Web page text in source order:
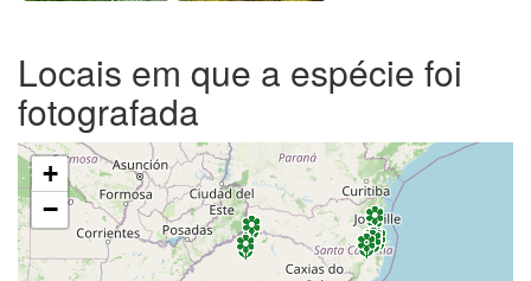
Locais em que a espécie foi
fotografada
+
−